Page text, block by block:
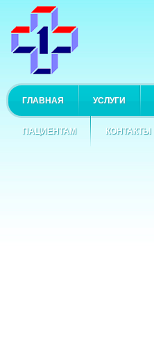
ГЛАВНАЯ УСЛУГИ
ПАЦИЕНТАМ КОНТАКТЫ